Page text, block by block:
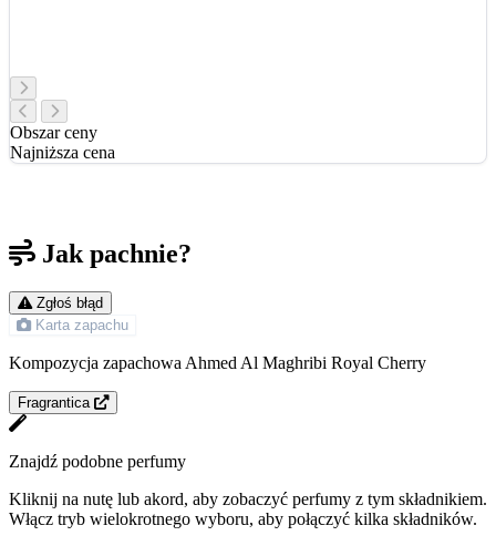
Obszar ceny
Najniższa cena
Jak pachnie?
Zgłoś błąd
Karta zapachu
Kompozycja zapachowa Ahmed Al Maghribi Royal Cherry
Fragrantica
Znajdź podobne perfumy
Kliknij na nutę lub akord, aby zobaczyć perfumy z tym składnikiem.
Włącz tryb wielokrotnego wyboru, aby połączyć kilka składników.